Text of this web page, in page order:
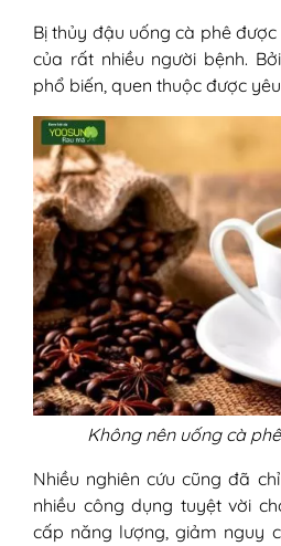
Bị thủy đậu uống cà phê
của rất nhiều người bệnh.
phổ biến, quen thuộc được
Không nên uống cà
Nhiều nghiên cứu cũng đã
nhiều công dụng tuyệt vời
cấp năng lượng, giảm nguy